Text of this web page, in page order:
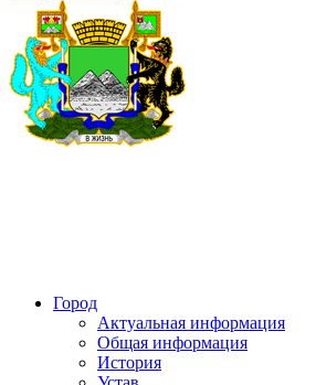
Город
Актуальная информация
Общая информация
История